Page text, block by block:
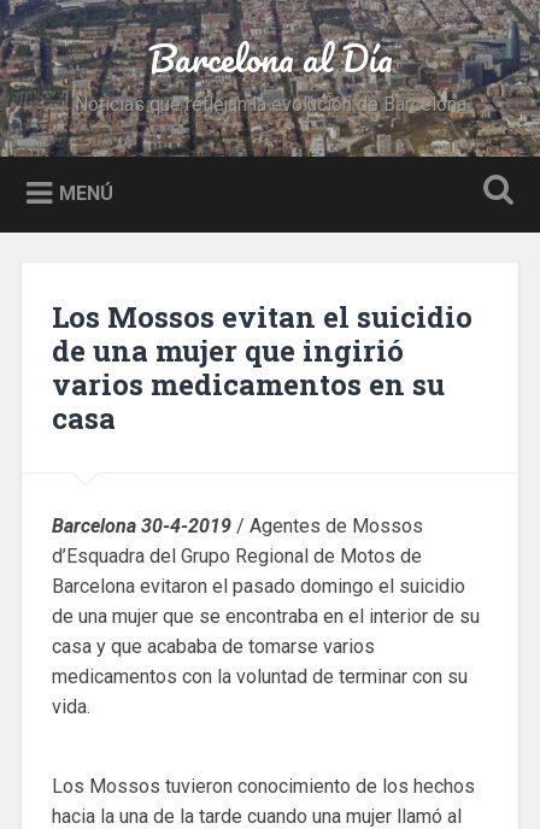
Saltar
al
contenido
Buscar Barcelona al Día
Noticias que reflejan la evolución de Barcelona
MENÚ
Los Mossos evitan el suicidio
de una mujer que ingirió
varios medicamentos en su
casa
Barcelona 30-4-2019/ Agentes de Mossos
d’Esquadra del Grupo Regional de Motos de
Barcelona evitaron el pasado domingo el suicidio
de una mujer que se encontraba en el interior de su
casa y que acababa de tomarse varios
medicamentos con la voluntad de terminar con su
vida.
Los Mossos tuvieron conocimiento de los hechos
hacia la una de la tarde cuando una mujer llamó al